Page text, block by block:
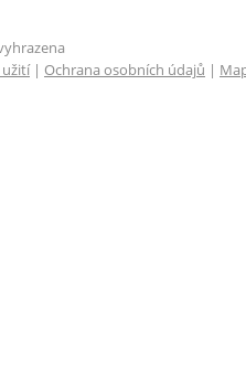
| Ochrana osobních údajů |